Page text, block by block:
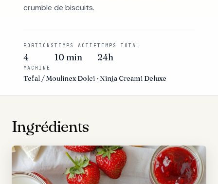
crumble de biscuits.
PORTIONS
4
TEMPS ACTIF
10 min
TEMPS TOTAL
24h
MACHINE
Tefal / Moulinex Dolci · Ninja Creami Deluxe
Ingrédients